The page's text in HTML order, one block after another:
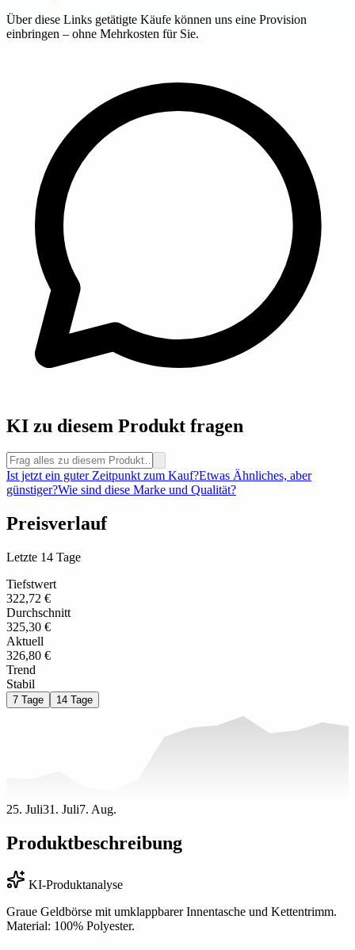
Über diese Links getätigte Käufe können uns eine Provision
einbringen – ohne Mehrkosten für Sie.
KI zu diesem Produkt fragen
Ist jetzt ein guter Zeitpunkt zum Kauf?Etwas Ähnliches, aber
günstiger?Wie sind diese Marke und Qualität?
Preisverlauf
Letzte 14 Tage
Tiefstwert
322,72 €
Durchschnitt
325,30 €
Aktuell
326,80 €
Trend
Stabil
7 Tage 14 Tage
25. Juli31. Juli7. Aug.
Produktbeschreibung
KI-Produktanalyse
Graue Geldbörse mit umklappbarer Innentasche und Kettentrimm.
Material: 100% Polyester.